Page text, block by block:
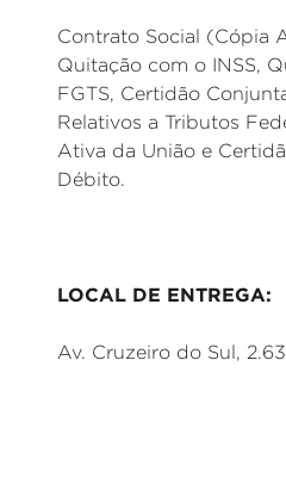
Contrato Social (Cópia
Quitação com o INSS,
FGTS, Certidão
Relativos a Tributos
Ativa da União e
Débito.
LOCAL DE ENTREGA:
Av. Cruzeiro do Sul,